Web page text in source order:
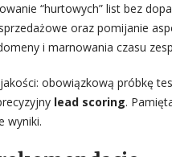
“hurtowych” list bez
oraz pomijanie
i marnowania czasu
obowiązkową próbkę
lead scoring.
wyniki.